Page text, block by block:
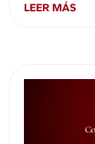
LEER MÁS